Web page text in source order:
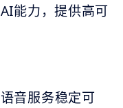
能力，提供高可
音服务稳定可